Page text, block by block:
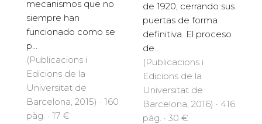
mecanismos que no
siempre han
funcionado como se
p...
(Publicacions i
Edicions de la
Universitat de
Barcelona, 2015) · 160
pàg. · 17 €
de 1920, cerrando sus
puertas de forma
definitiva. El proceso
de...
(Publicacions i
Edicions de la
Universitat de
Barcelona, 2016) · 416
pàg. · 30 €